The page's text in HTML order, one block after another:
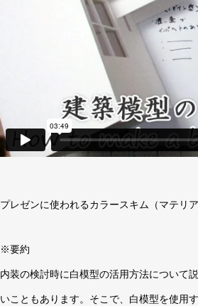
プレゼンに使われるカラースキム（マテリ
※要約
内装の検討時に白模型の活用方法について
いこともあります。そこで、白模型を使用